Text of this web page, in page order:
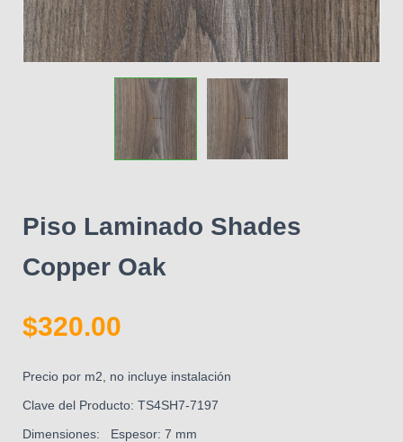
Piso Laminado Shades
Copper Oak
$320.00
Precio por m2, no incluye instalación
Clave del Producto: TS4SH7-7197
Dimensiones: Espesor: 7 mm